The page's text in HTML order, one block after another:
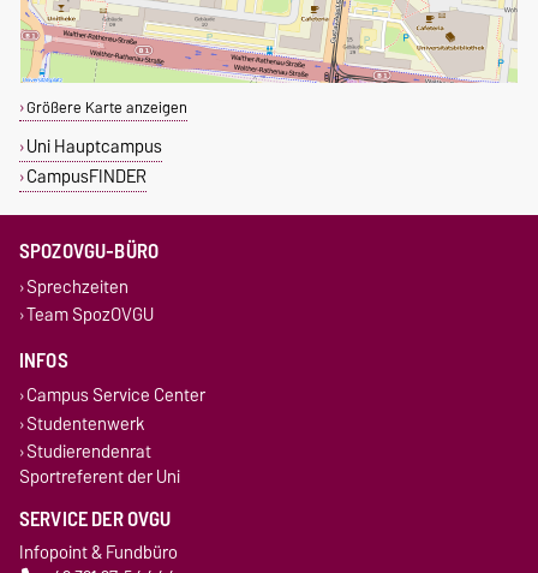
Größere Karte anzeigen
Uni Hauptcampus
CampusFINDER
SPOZOVGU-BÜRO
Sprechzeiten
Team SpozOVGU
INFOS
Campus Service Center
Studentenwerk
Studierendenrat
Sportreferent der Uni
SERVICE DER OVGU
Infopoint & Fundbüro